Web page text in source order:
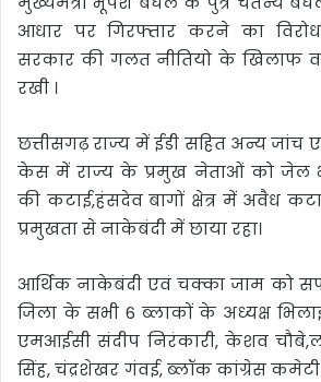
आधार पर गिरफ्तार करने का विरोध
सरकार की गलत नीतियो के खिलाफ
रखी ।
छत्तीसगढ़ राज्य में ईडी सहित अन्य जांच
केस में राज्य के प्रमुख नेताओं को जेल
की कटाई,हंसदेव बागों क्षेत्र में अवैध
प्रमुखता से नाकेबंदी में छाया रहा।
आर्थिक नाकेबंदी एवं चक्का जाम को
जिला के सभी 6 ब्लाकों के अध्यक्ष
एमआईसी संदीप निरंकारी, केशव
सिंह, चंद्रशेखर गंवई, ब्लॉक कांग्रेस